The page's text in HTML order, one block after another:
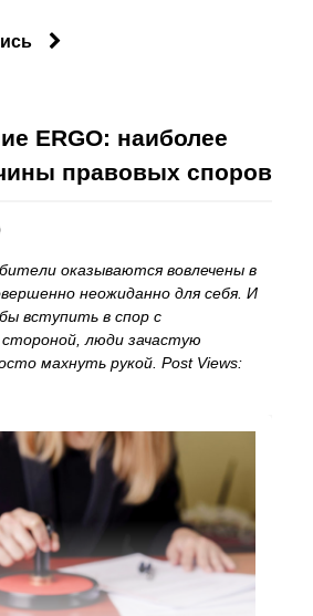
ERGO: наиболее
правовых споров
оказываются вовлечены в
неожиданно для себя. И
вступить в спор с
люди зачастую
махнуть рукой. Post Views: